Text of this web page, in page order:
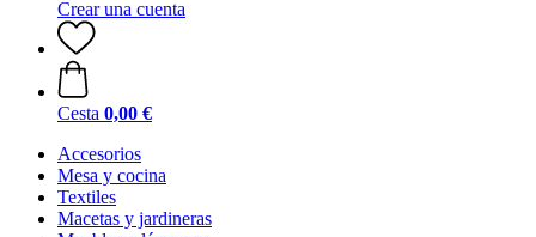
Crear una cuenta
Cesta 0,00 €
Accesorios
Mesa y cocina
Textiles
Macetas y jardineras